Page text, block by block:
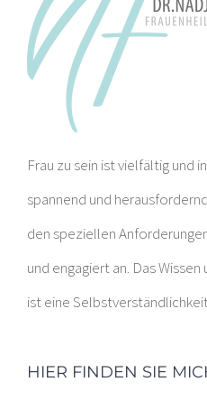
Frau zu sein ist vielfältig und
spannend und
den speziellen
und engagiert an. Das
ist eine
HIER FINDEN SIE